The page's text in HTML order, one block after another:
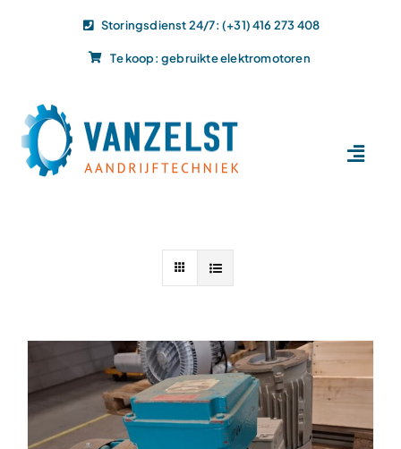
Storingsdienst 24/7: (+31) 416 273 408
Te koop: gebruikte elektromotoren
Dit leveren wij
Actueel
Projecten
Over ons